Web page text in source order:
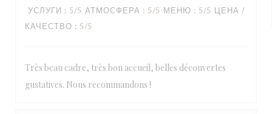
УСЛУГИ : 5/5 АТМОСФЕРА : 5/5 МЕНЮ : 5/5 ЦЕНА /
КАЧЕСТВО : 5/5
Très beau cadre, très bon accueil, belles découvertes
gustatives. Nous recommandons !